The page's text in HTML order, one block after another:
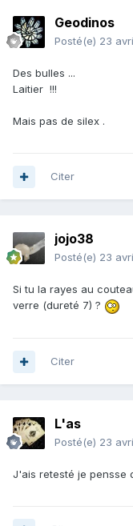
Geodinos
Posté(e) 23
Des bulles ...
Laitier !!!
Mais pas de silex .
Citer
jojo38
Posté(e) 23
Si tu la rayes au
verre (dureté 7) ?
Citer
L'as
Posté(e) 23
J'ais retesté je pensse